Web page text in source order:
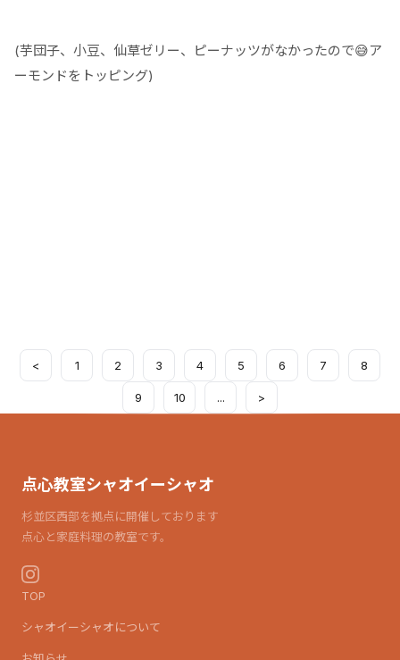
(芋団子、小豆、仙草ゼリー、ピーナッツがなかったので😅ア
ーモンドをトッピング)
< 1 2 3 4 5 6 7 8
9 10 ... >
点心教室シャオイーシャオ
杉並区西部を拠点に開催しております
点心と家庭料理の教室です。
TOP
シャオイーシャオについて